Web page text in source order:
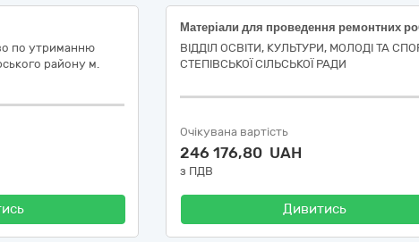
по утриманню
району м.
ВІДДІЛ ОСВІТИ, КУЛЬТУРИ, МОЛОДІ ТА
СТЕПІВСЬКОЇ СІЛЬСЬКОЇ РАДИ
Очікувана вартість
246 176,80 UAH
з ПДВ
Дивитись